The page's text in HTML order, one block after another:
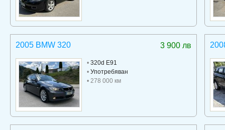
3 900 лв
2005 BMW 320
• 320d E91
• Употребяван
• 278 000 км